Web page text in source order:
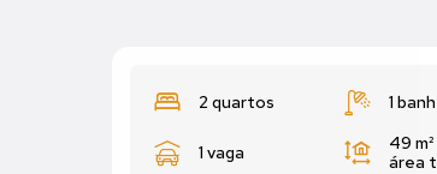
2 quartos 1
1 vaga
49 m²
área